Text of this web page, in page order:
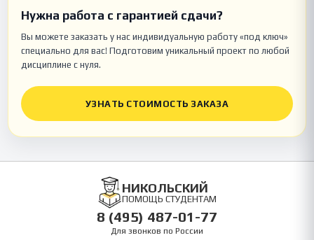
Нужна работа с гарантией сдачи?
Вы можете заказать у нас индивидуальную работу «под ключ»
специально для вас! Подготовим уникальный проект по любой
дисциплине с нуля.
УЗНАТЬ СТОИМОСТЬ ЗАКАЗА
НИКОЛЬСКИЙ
ПОМОЩЬ СТУДЕНТАМ
8 (495) 487-01-77
Для звонков по России